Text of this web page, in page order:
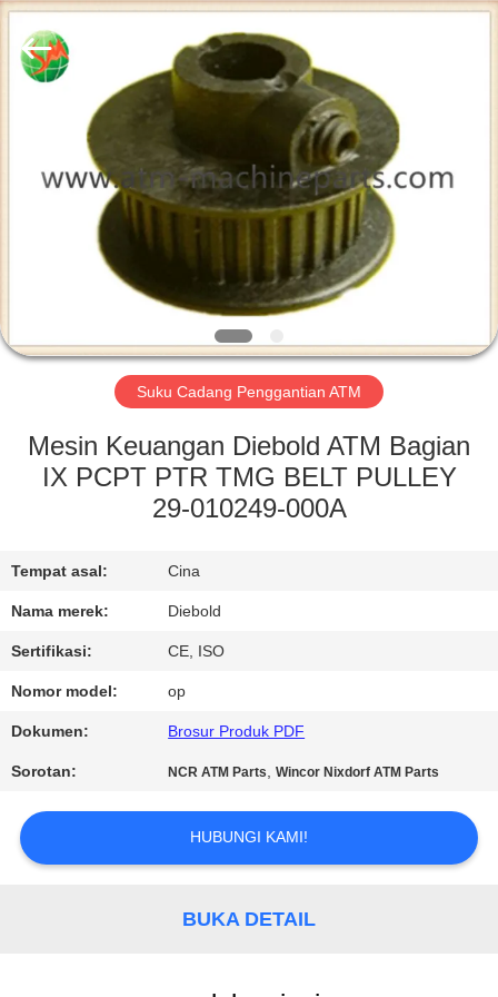
RUMAH
PRODUK
TENTANG
TUR
KONTROL
HUBUNGI
KAMI
BERITA
SITEMAP
GSM
Trade
Co.,Ltd..
Rights
Reserved.
Suku Cadang Penggantian ATM
Mesin Keuangan Diebold ATM Bagian
IX PCPT PTR TMG BELT PULLEY
29-010249-000A
Tempat asal: Cina
Nama merek: Diebold
Sertifikasi: CE, ISO
Nomor model: op
Dokumen: Brosur Produk PDF
Sorotan: NCR ATM Parts,Wincor Nixdorf ATM Parts
HUBUNGI KAMI!
BUKA DETAIL